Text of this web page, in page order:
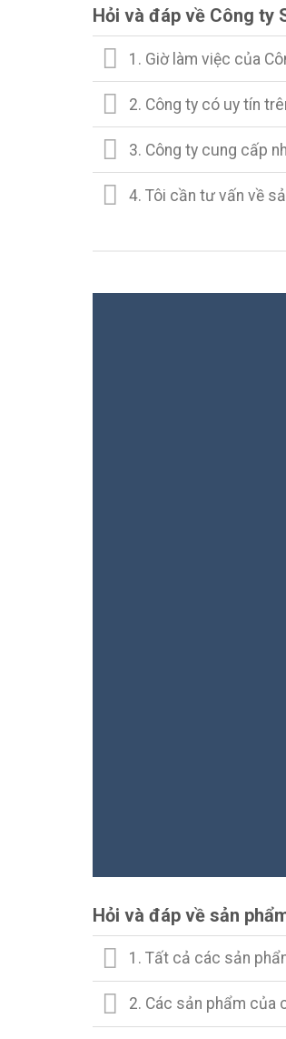
Hỏi và đáp về Công ty
1. Giờ làm việc của
2. Công ty có uy tín
3. Công ty cung cấp
4. Tôi cần tư vấn về
Hỏi và đáp về sản
1. Tất cả các sản
2. Các sản phẩm của